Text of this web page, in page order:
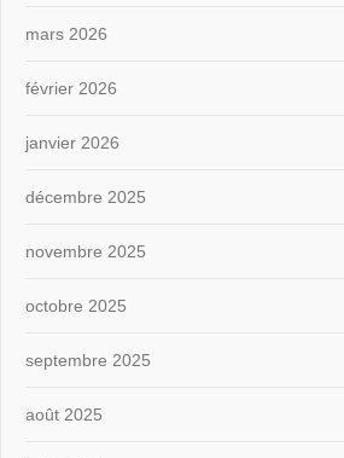
mars 2026
février 2026
janvier 2026
décembre 2025
novembre 2025
octobre 2025
septembre 2025
août 2025